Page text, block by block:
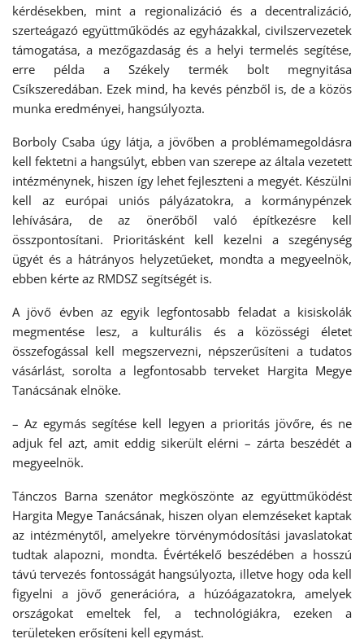
kérdésekben, mint a regionalizáció és a decentralizáció,
szerteágazó együttműködés az egyházakkal, civilszervezetek
támogatása, a mezőgazdaság és a helyi termelés segítése,
erre példa a Székely termék bolt megnyitása
Csíkszeredában. Ezek mind, ha kevés pénzből is, de a közös
munka eredményei, hangsúlyozta.
Borboly Csaba úgy látja, a jövőben a problémamegoldásra
kell fektetni a hangsúlyt, ebben van szerepe az általa vezetett
intézménynek, hiszen így lehet fejleszteni a megyét. Készülni
kell az európai uniós pályázatokra, a kormánypénzek
lehívására, de az önerőből való építkezésre kell
összpontosítani. Prioritásként kell kezelni a szegénység
ügyét és a hátrányos helyzetűeket, mondta a megyeelnök,
ebben kérte az RMDSZ segítségét is.
A jövő évben az egyik legfontosabb feladat a kisiskolák
megmentése lesz, a kulturális és a közösségi életet
összefogással kell megszervezni, népszerűsíteni a tudatos
vásárlást, sorolta a legfontosabb terveket Hargita Megye
Tanácsának elnöke.
– Az egymás segítése kell legyen a prioritás jövőre, és ne
adjuk fel azt, amit eddig sikerült elérni – zárta beszédét a
megyeelnök.
Tánczos Barna szenátor megköszönte az együttműködést
Hargita Megye Tanácsának, hiszen olyan elemzéseket kaptak
az intézménytől, amelyekre törvénymódosítási javaslatokat
tudtak alapozni, mondta. Évértékelő beszédében a hosszú
távú tervezés fontosságát hangsúlyozta, illetve hogy oda kell
figyelni a jövő generációra, a húzóágazatokra, amelyek
országokat emeltek fel, a technológiákra, ezeken a
területeken erősíteni kell egymást.